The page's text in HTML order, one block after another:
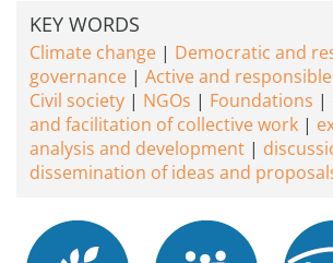
KEY WORDS
Climate change
Democratic and
governance
Active and
Civil society
NGOs Foundations
and facilitation of collective work
analysis and development
dissemination of ideas and